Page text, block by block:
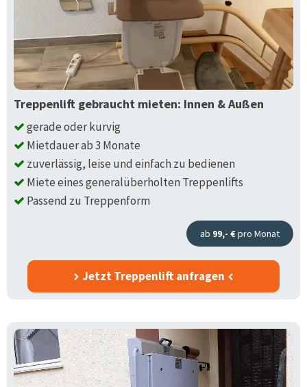
Treppenlift gebraucht mieten: Innen & Außen
gerade oder kurvig
Mietdauer ab 3 Monate
zuverlässig, leise und einfach zu bedienen
Miete eines generalüberholten Treppenlifts
Passend zu Treppenform
ab 99,- €pro Monat
Jetzt Treppenlift anfragen